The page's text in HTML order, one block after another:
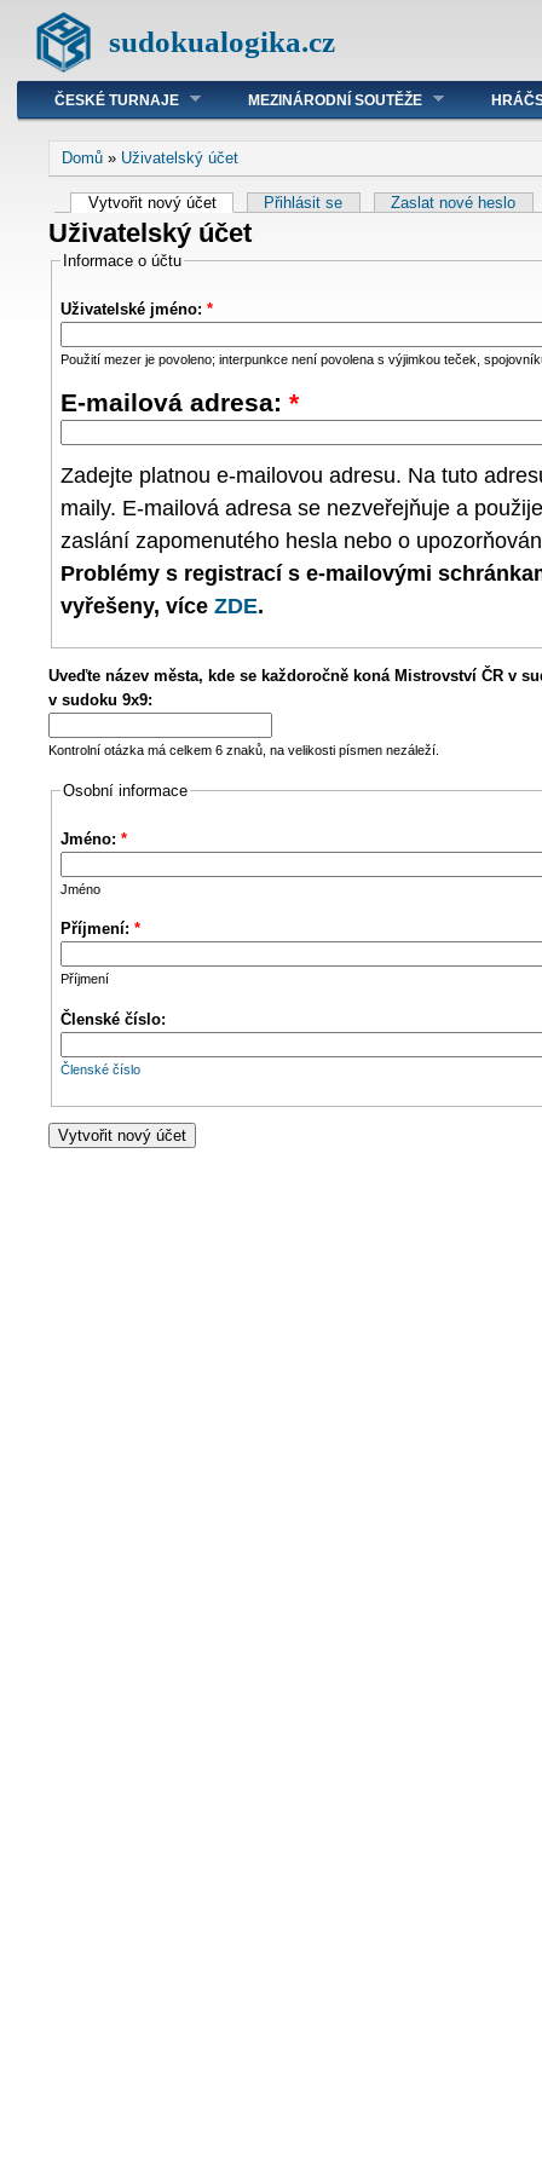
sudokualogika.cz
ČESKÉ TURNAJE MEZINÁRODNÍ SOUTĚŽE
Domů » Uživatelský účet
Vytvořit nový účet Přihlásit se Zaslat nové heslo
Uživatelský účet
Informace o účtu
Uživatelské jméno: *
Použití mezer je povoleno; interpunkce není povolena s výjimkou teček,
E-mailová adresa: *
Zadejte platnou e-mailovou adresu. Na tuto
maily. E-mailová adresa se nezveřejňuje a
zaslání zapomenutého hesla nebo o
Problémy s registrací s e-mailovými
vyřešeny, více ZDE.
Uveďte název města, kde se každoročně koná Mistrovství ČR v
v sudoku 9x9:
Kontrolní otázka má celkem 6 znaků, na velikosti písmen nezáleží.
Osobní informace
Jméno: *
Jméno
Příjmení: *
Příjmení
Členské číslo:
Členské číslo